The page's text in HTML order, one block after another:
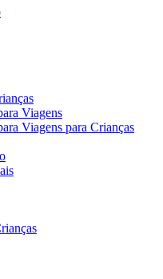
Viagens
Viagens para Crianças